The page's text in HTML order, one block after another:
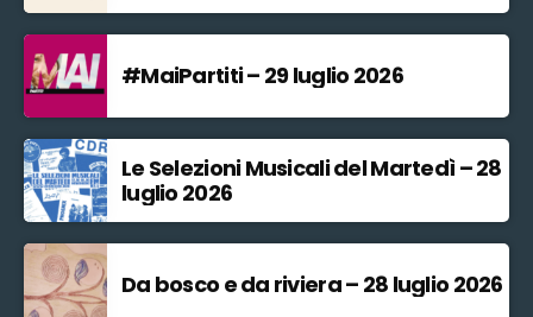
#MaiPartiti – 29 luglio 2026
Le Selezioni Musicali del Martedì – 28
luglio 2026
Da bosco e da riviera – 28 luglio 2026